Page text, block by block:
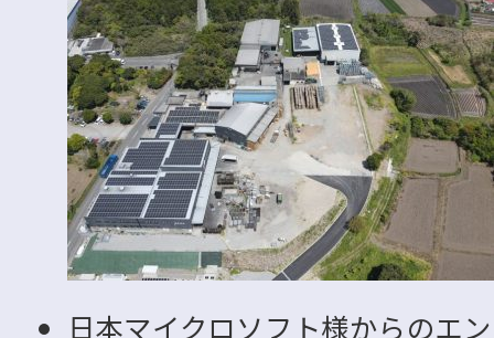
日本マイクロソフト様からのエ